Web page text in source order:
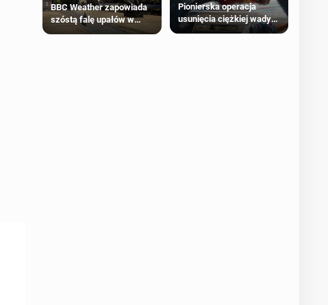
BBC Weather zapowiada
szóstą falę upałów w
Londynie
Pionierska operacja
usunięcia ciężkiej wady
wrodzonej płodu w łonie